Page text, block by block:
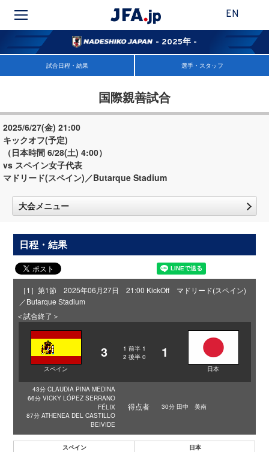
EN
- 2025年 -
試合日程・結果 選手・スタッフ
国際親善試合
2025/6/27(金) 21:00
キックオフ(予定)
（日本時間 6/28(土) 4:00）
vs スペイン女子代表
マドリード(スペイン)／Butarque Stadium
大会メニュー
日程・結果
［1］第1節 2025年06月27日 21:00 KickOff マドリード(スペイン)
／Butarque Stadium
＜試合終了＞
スペイン
3 1 前半 1
2 後半 0 1
日本
43分 CLAUDIA PINA MEDINA
66分 VICKY LÓPEZ SERRANO
FÉLIX
87分 ATHENEA DEL CASTILLO
BEIVIDE
得点者 30分 田中 美南
スペイン
日本